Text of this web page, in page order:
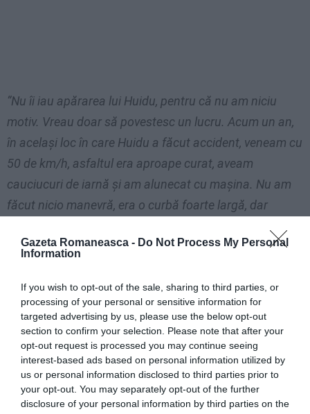
Gazeta Romaneasca - Do Not Process My Personal
Information
If you wish to opt-out of the sale, sharing to third parties, or
processing of your personal or sensitive information for
targeted advertising by us, please use the below opt-out
section to confirm your selection. Please note that after your
opt-out request is processed you may continue seeing
interest-based ads based on personal information utilized by
us or personal information disclosed to third parties prior to
your opt-out. You may separately opt-out of the further
disclosure of your personal information by third parties on the
“Nu îi iau apărarea lui Huidu, pentru că nu am niciu
motiv. Vreau doar să povestesc un lucru. Acum un an,
în acelaşi loc în care Huidu a făcut accident, veneam cu
50 de km/h, asfaltul era aproape curat, aveam
cauciucuri de iarnă şi am alunecat cu maşina. Nu am
făcut nicio manevră, era o curbă foarte largă, dar
faţă venea un TIR, care era la vreo 400 m, şi, văzând ce
ore prietena lui a păţit acelaşi lucru ca şi mine. E ceva
ciudat acolo”, a spusHoria Moculescu.
ACCIDENT ITALIA
See
more
Articolul anterior
Sindicat pentru „badante” românce